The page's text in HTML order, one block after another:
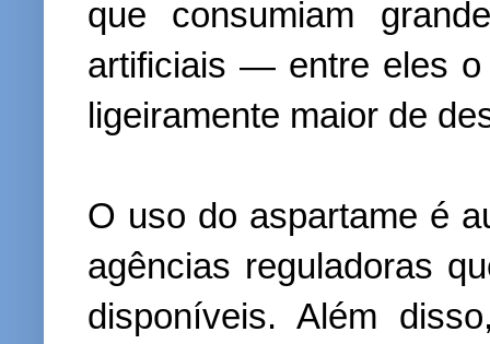
que consumiam
artificiais — entre eles
ligeiramente maior de
O uso do aspartame é
agências reguladoras
disponíveis. Além